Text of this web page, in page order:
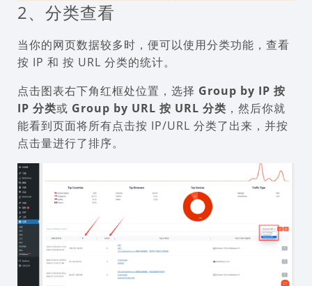
2、分类查看
当你的网页数据较多时，便可以使用分类功能，查看
按 IP 和 按 URL 分类的统计。
点击图表右下角红框处位置，选择 Group by IP 按
IP 分类或 Group by URL 按 URL 分类 ，然后你就
能看到页面将所有点击按 IP/URL 分类了出来，并按
点击量进行了排序。